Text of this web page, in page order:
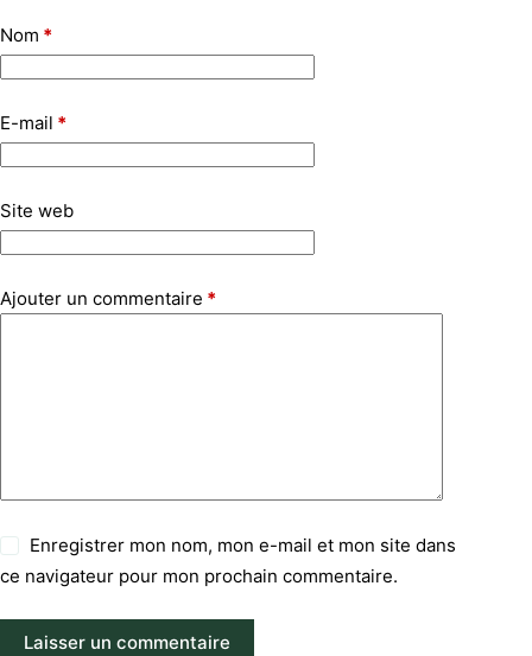
Nom *
E-mail *
Site web
Ajouter un commentaire *
Enregistrer mon nom, mon e-mail et mon site dans
ce navigateur pour mon prochain commentaire.
Laisser un commentaire